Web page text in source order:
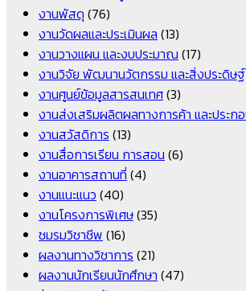
งานพัสดุ (76)
งานวัดผลและประเมินผล (13)
งานวางแผน และงบประมาณ (17)
งานวิจัย พัฒนานวัตกรรม และสิ่งประดิษฐ์
งานศูนย์ข้อมูลสารสนเทศ(3)
งานส่งเสริมผลิตผลทางการค้า และประก
งานสวัสดิการ (13)
งานสื่อการเรียน การสอน (6)
งานอาคารสถานที่ (4)
งานแนะแนว (40)
งานโครงการพิเศษ(35)
ชมรมวิชาชีพ (16)
ผลงานทางวิชาการ (21)
ผลงานนักเรียนนักศึกษา (47)